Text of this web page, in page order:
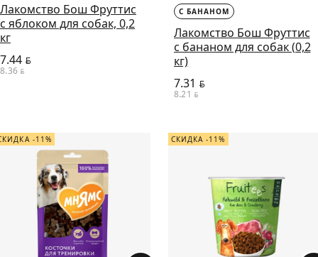
Лакомство Бош Фруттис
с яблоком для собак, 0,2
кг
7.44 BYN
8.36 BYN
С БАНАНОМ
Лакомство Бош Фруттис
с бананом для собак (0,2
кг)
7.31 BYN
8.21 BYN
-11% СКИДКА -11%